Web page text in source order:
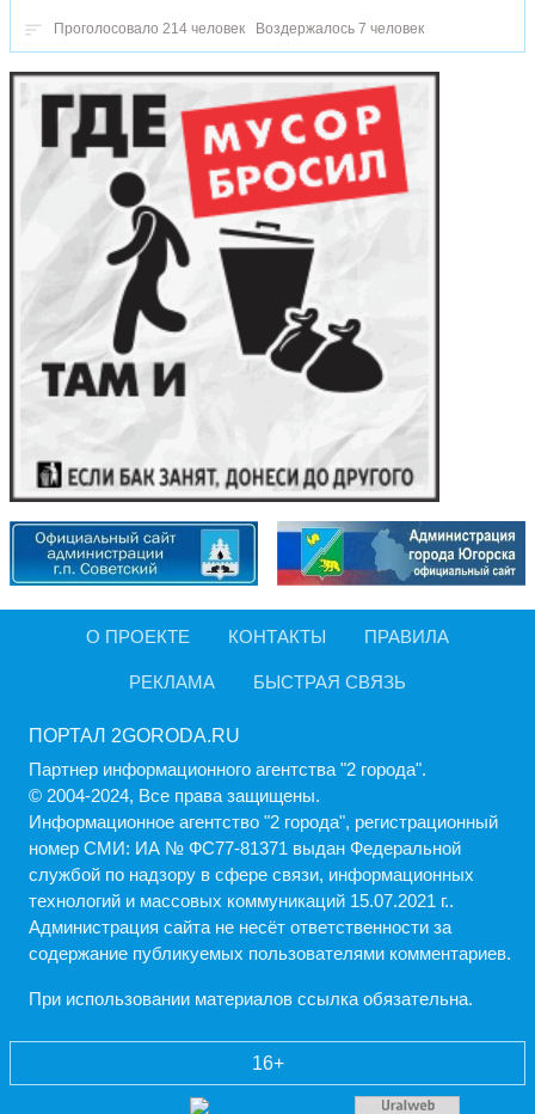
Проголосовало 214 человек Воздержалось 7 человек
О ПРОЕКТЕ КОНТАКТЫ ПРАВИЛА
РЕКЛАМА БЫСТРАЯ СВЯЗЬ
ПОРТАЛ 2GORODA.RU
Партнер информационного агентства "2 города".
© 2004-2024, Все права защищены.
Информационное агентство "2 города", регистрационный
номер СМИ: ИА № ФС77-81371 выдан Федеральной
службой по надзору в сфере связи, информационных
технологий и массовых коммуникаций 15.07.2021 г..
Администрация cайта не несёт ответственности за
содержание публикуемых пользователями комментариев.
При использовании материалов ссылка обязательна.
16+